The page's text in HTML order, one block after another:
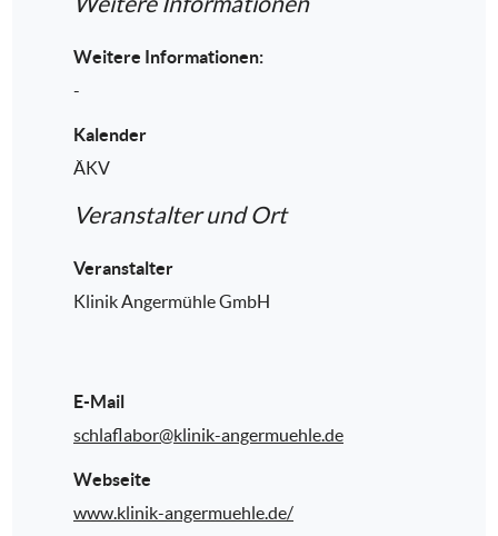
Weitere Informationen:
-
Kalender
ÄKV
Veranstalter und Ort
Veranstalter
Klinik Angermühle GmbH
E-Mail
schlaflabor@klinik-angermuehle.de
Webseite
www.klinik-angermuehle.de/